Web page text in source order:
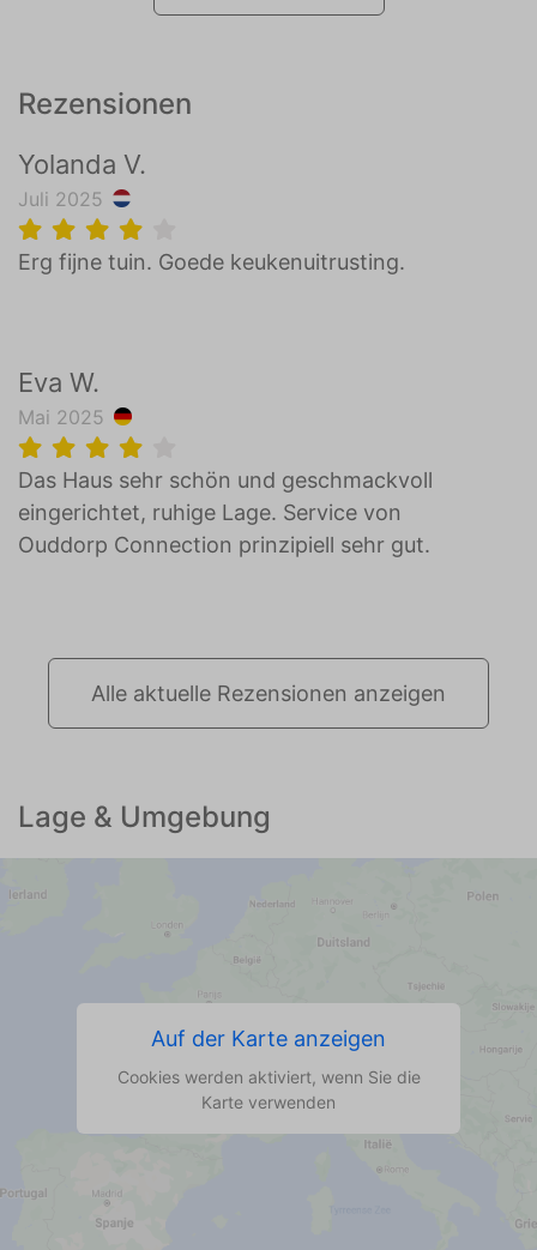
Rezensionen
Yolanda V.
Juli 2025
Erg fijne tuin. Goede keukenuitrusting.
Eva W.
Mai 2025
Das Haus sehr schön und geschmackvoll
eingerichtet, ruhige Lage. Service von
Ouddorp Connection prinzipiell sehr gut.
Alle aktuelle Rezensionen anzeigen
Lage & Umgebung
Auf der Karte anzeigen
Cookies werden aktiviert, wenn Sie die
Karte verwenden